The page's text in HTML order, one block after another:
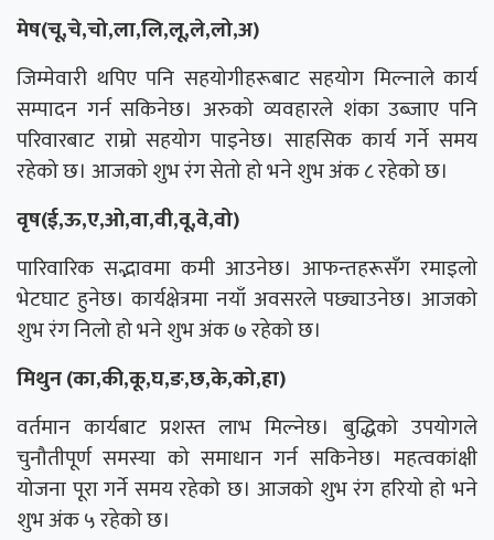
मेष(चू,चे,चो,ला,लि,लू,ले,लो,अ)
जिम्मेवारी थपिए पनि सहयोगीहरूबाट सहयोग मिल्नाले कार्य
सम्पादन गर्न सकिनेछ। अरुको व्यवहारले शंका उब्जाए पनि
परिवारबाट राम्रो सहयोग पाइनेछ। साहसिक कार्य गर्ने समय
रहेको छ। आजको शुभ रंग सेतो हो भने शुभ अंक ८ रहेको छ।
वृष(ई,ऊ,ए,ओ,वा,वी,वू,वे,वो)
पारिवारिक सद्भावमा कमी आउनेछ। आफन्तहरूसँग रमाइलो
भेटघाट हुनेछ। कार्यक्षेत्रमा नयाँ अवसरले पछ्याउनेछ। आजको
शुभ रंग निलो हो भने शुभ अंक ७ रहेको छ।
मिथुन (का,की,कू,घ,ङ,छ,के,को,हा)
वर्तमान कार्यबाट प्रशस्त लाभ मिल्नेछ। बुद्धिको उपयोगले
चुनौतीपूर्ण समस्या को समाधान गर्न सकिनेछ। महत्वकांक्षी
योजना पूरा गर्ने समय रहेको छ। आजको शुभ रंग हरियो हो भने
शुभ अंक ५ रहेको छ।